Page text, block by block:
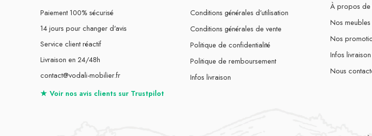
Paiement 100% sécurisé
14 jours pour changer d'avis
Service client réactif
Livraison en 24/48h
contact@vodali-mobilier.fr
Conditions générales d’utilisation
Conditions générales de vente
Politique de confidentialité
Politique de remboursement
Infos livraison
À propos de
Nos meubles
Nos
Infos livraison
Nous
★ Voir nos avis clients sur Trustpilot